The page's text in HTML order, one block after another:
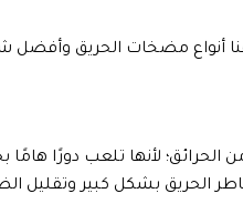
أنواع مضخات الحريق وأفضل
لأنها تلعب دورًا هامًا
الحريق بشكل كبير وتقليل